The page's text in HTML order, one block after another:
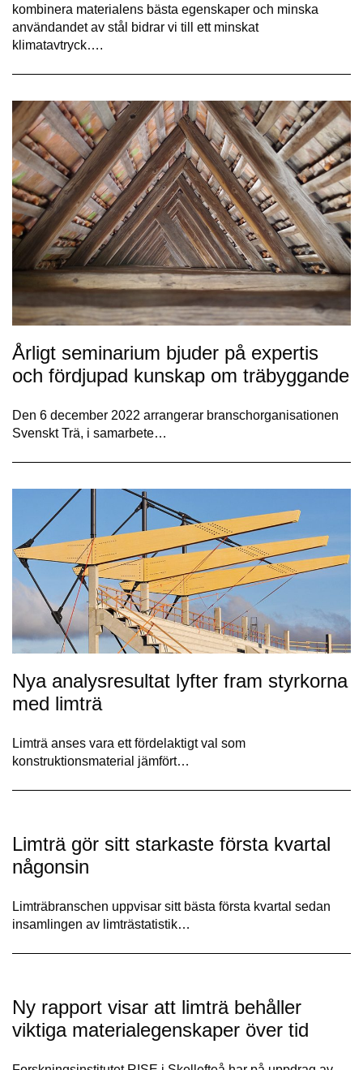
kombinera materialens bästa egenskaper och minska
användandet av stål bidrar vi till ett minskat
klimatavtryck….
Årligt seminarium bjuder på expertis
och fördjupad kunskap om träbyggande
Den 6 december 2022 arrangerar branschorganisationen
Svenskt Trä, i samarbete…
Nya analysresultat lyfter fram styrkorna
med limträ
Limträ anses vara ett fördelaktigt val som
konstruktionsmaterial jämfört…
Limträ gör sitt starkaste första kvartal
någonsin
Limträbranschen uppvisar sitt bästa första kvartal sedan
insamlingen av limträstatistik…
Ny rapport visar att limträ behåller
viktiga materialegenskaper över tid